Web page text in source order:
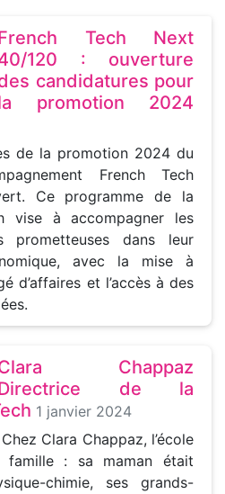
Tech Next
120 : ouverture
candidatures pour
promotion 2024
de la promotion 2024 du
French Tech
Ce programme de la
vise à accompagner les
prometteuses dans leur
avec la mise à
d’affaires et l’accès à des
Chappaz
de la
1 janvier 2024
Clara Chappaz, l’école
: sa maman était
chimie, ses grands-